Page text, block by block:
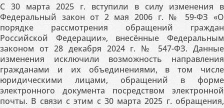
С 30 марта 2025 г. вступили в силу изменения в
Федеральный закон от 2 мая 2006 г. № 59-ФЗ «О
порядке рассмотрения обращений граждан
Российской Федерации», внесённые Федеральным
законом от 28 декабря 2024 г. № 547-ФЗ. Данные
изменения исключили возможность направления
гражданами и их объединениями, в том числе
юридическими лицами, обращений в форме
электронного документа посредством электронной
почты. В связи с этим с 30 марта 2025 г. обращения,